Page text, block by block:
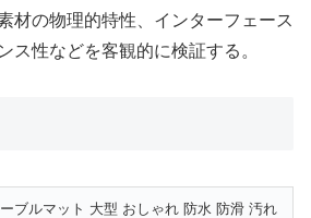
材の物理的特性、インターフェース
ス性などを客観的に検証する。
ブルマット 大型 おしゃれ 防水 防滑 汚れ